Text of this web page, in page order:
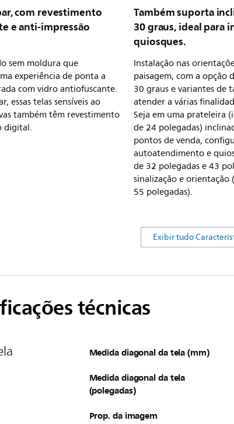
com revestimento
e anti-impressão
sem moldura que
experiência de ponta a
com vidro antiofuscante.
essas telas sensíveis ao
também têm revestimento
digital.
Também suporta
30 graus, ideal para
quiosques.
Instalação nas
paisagem, com a opção
30 graus e variantes de
atender a várias
Seja em uma prateleira
de 24 polegadas)
pontos de venda,
autoatendimento e
de 32 polegadas e 43
sinalização e
55 polegadas).
Exibir tudo
técnicas
Medida diagonal da tela (mm)
Medida diagonal da tela
(polegadas)
Prop. da imagem